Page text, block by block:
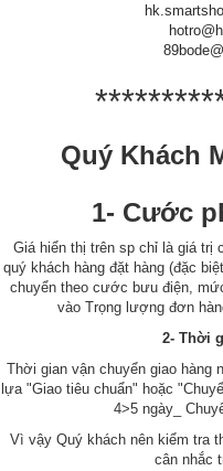
Quý Khách
1- Cước
Giá hiển thị trên sp chỉ là giá trị
quý khách hàng đặt hàng (đặc
chuyển theo cước bưu điện,
vào Trọng lượng đơn
2- Thời
Thời gian vận chuyển giao hàng
lựa "Giao tiêu chuẩn" hoặc
4>5 ngày_
Vì vậy Quý khách nên kiểm tra
cân nhắc